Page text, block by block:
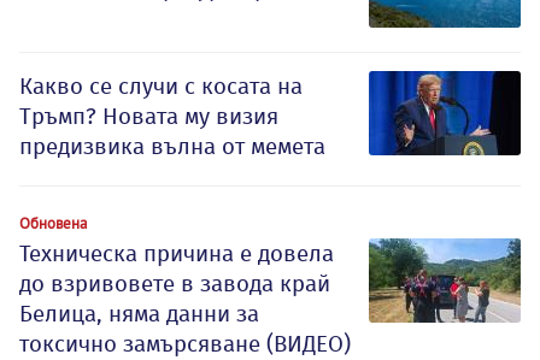
Какво се случи с косата на
Тръмп? Новата му визия
предизвика вълна от мемета
Обновена
Техническа причина е довела
до взривовете в завода край
Белица, няма данни за
токсично замърсяване (ВИДЕО)